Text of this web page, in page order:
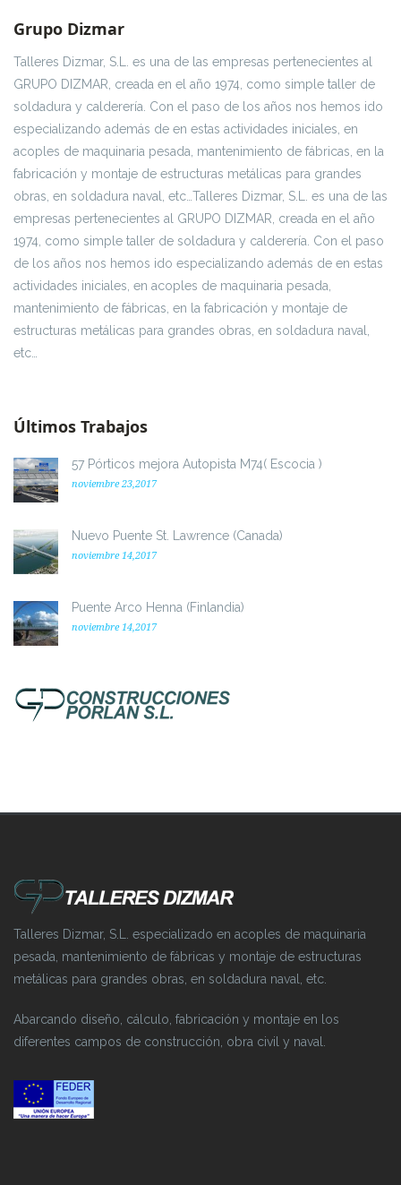
Grupo Dizmar
Talleres Dizmar, S.L. es una de las empresas pertenecientes al
GRUPO DIZMAR, creada en el año 1974, como simple taller de
soldadura y calderería. Con el paso de los años nos hemos ido
especializando además de en estas actividades iniciales, en
acoples de maquinaria pesada, mantenimiento de fábricas, en la
fabricación y montaje de estructuras metálicas para grandes
obras, en soldadura naval, etc…Talleres Dizmar, S.L. es una de las
empresas pertenecientes al GRUPO DIZMAR, creada en el año
1974, como simple taller de soldadura y calderería. Con el paso
de los años nos hemos ido especializando además de en estas
actividades iniciales, en acoples de maquinaria pesada,
mantenimiento de fábricas, en la fabricación y montaje de
estructuras metálicas para grandes obras, en soldadura naval,
etc…
Últimos Trabajos
57 Pórticos mejora Autopista M74( Escocia )
noviembre 23,2017
Nuevo Puente St. Lawrence (Canada)
noviembre 14,2017
Puente Arco Henna (Finlandia)
noviembre 14,2017
Talleres Dizmar, S.L. especializado en acoples de maquinaria
pesada, mantenimiento de fábricas y montaje de estructuras
metálicas para grandes obras, en soldadura naval, etc.
Abarcando diseño, cálculo, fabricación y montaje en los
diferentes campos de construcción, obra civil y naval.